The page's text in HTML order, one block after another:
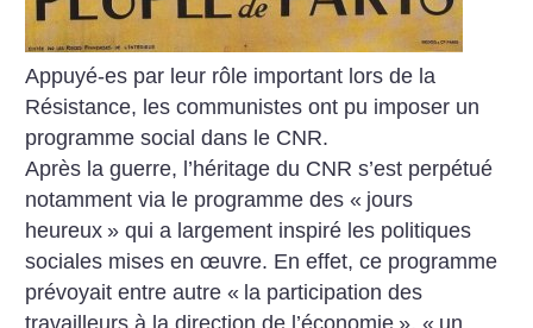
Appuyé-es par leur rôle important lors de la
Résistance, les communistes ont pu imposer un
programme social dans le CNR.
Après la guerre, l’héritage du CNR s’est perpétué
notamment via le programme des « jours
heureux » qui a largement inspiré les politiques
sociales mises en œuvre. En effet, ce programme
prévoyait entre autre « la participation des